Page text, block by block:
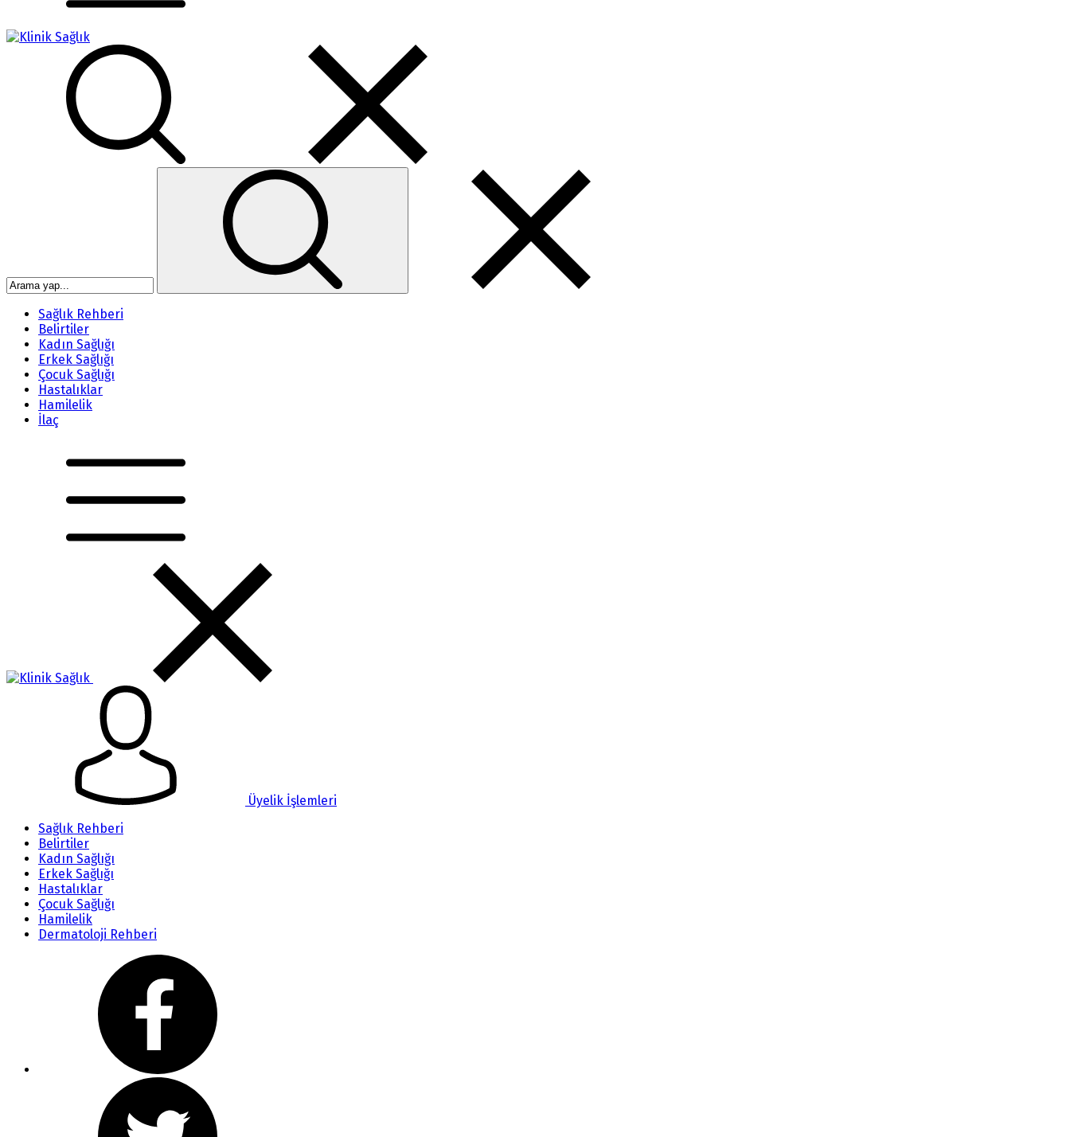
Sağlık Rehberi
Belirtiler
Kadın Sağlığı
Erkek Sağlığı
Çocuk Sağlığı
Hastalıklar
Hamilelik
İlaç
Üyelik İşlemleri
Sağlık Rehberi
Belirtiler
Kadın Sağlığı
Erkek Sağlığı
Hastalıklar
Çocuk Sağlığı
Hamilelik
Dermatoloji Rehberi